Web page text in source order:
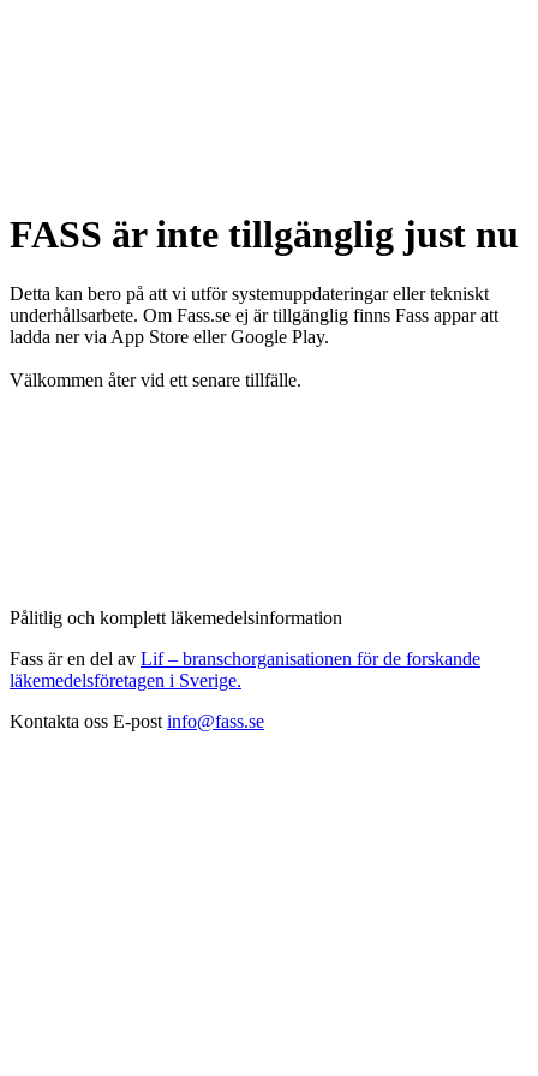
FASS är inte tillgänglig just nu
Detta kan bero på att vi utför systemuppdateringar eller tekniskt
underhållsarbete. Om Fass.se ej är tillgänglig finns Fass appar att
ladda ner via App Store eller Google Play.
Välkommen åter vid ett senare tillfälle.
Pålitlig och komplett läkemedelsinformation
Fass är en del av Lif – branschorganisationen för de forskande
läkemedelsföretagen i Sverige.
Kontakta oss E-post info@fass.se